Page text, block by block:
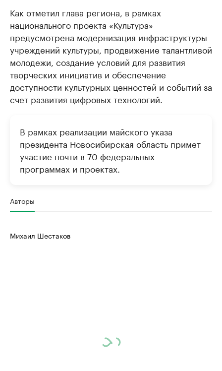
Как отметил глава региона, в рамках
национального проекта «Культура»
предусмотрена модернизация инфраструктуры
учреждений культуры, продвижение талантливой
молодежи, создание условий для развития
творческих инициатив и обеспечение
доступности культурных ценностей и событий за
счет развития цифровых технологий.
В рамках реализации майского указа
президента Новосибирская область примет
участие почти в 70 федеральных
программах и проектах.
Авторы
Михаил Шестаков